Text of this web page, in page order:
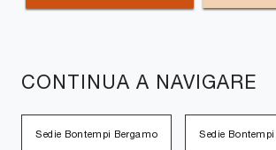
CONTINUA A NAVIGARE
Sedie Bontempi Bergamo Sedie